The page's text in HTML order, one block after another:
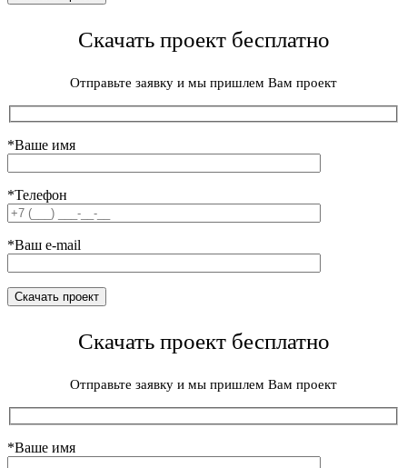
Скачать проект бесплатно
Отправьте заявку и мы пришлем Вам проект
*Ваше имя
*Телефон
*Ваш e-mail
Скачать проект бесплатно
Отправьте заявку и мы пришлем Вам проект
*Ваше имя